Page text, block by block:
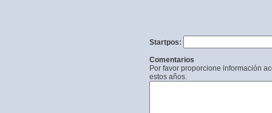
Startpos:
Comentarios
Por favor proporcione información
estos años.